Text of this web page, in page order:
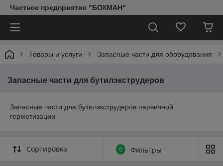
Частное предприятие "БОХМАН"
Товары и услуги Запасные части для оборудования
Запасные части для бутилэкструдеров
Запасные части для бутилэкструдеров первичной
герметизации
Сортировка 0 Фильтры